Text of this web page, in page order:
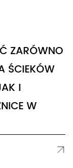
ZARÓWNO
ŚCIEKÓW
I
W